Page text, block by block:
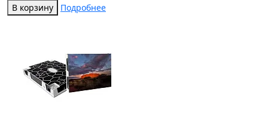
В корзину Подробнее